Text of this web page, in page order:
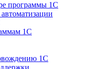
программы 1С
1С
1С